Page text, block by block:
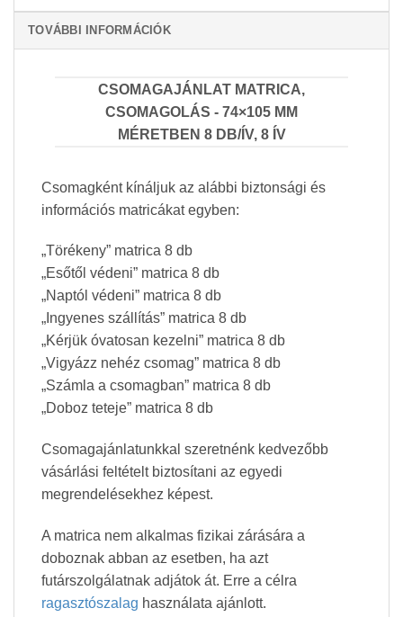
TOVÁBBI INFORMÁCIÓK
CSOMAGAJÁNLAT MATRICA,
CSOMAGOLÁS - 74×105 MM
MÉRETBEN 8 DB/ÍV, 8 ÍV
Csomagként kínáljuk az alábbi biztonsági és
információs matricákat egyben:
„Törékeny” matrica 8 db
„Esőtől védeni” matrica 8 db
„Naptól védeni” matrica 8 db
„Ingyenes szállítás” matrica 8 db
„Kérjük óvatosan kezelni” matrica 8 db
„Vigyázz nehéz csomag” matrica 8 db
„Számla a csomagban” matrica 8 db
„Doboz teteje” matrica 8 db
Csomagajánlatunkkal szeretnénk kedvezőbb
vásárlási feltételt biztosítani az egyedi
megrendelésekhez képest.
A matrica nem alkalmas fizikai zárására a
doboznak abban az esetben, ha azt
futárszolgálatnak adjátok át. Erre a célra
ragasztószalag használata ajánlott.